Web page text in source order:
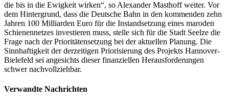
die bis in die Ewigkeit wirken“, so Alexander Masthoff weiter. Vor
dem Hintergrund, dass die Deutsche Bahn in den kommenden zehn
Jahren 100 Milliarden Euro für die Instandsetzung eines maroden
Schienennetzes investieren muss, stelle sich für die Stadt Seelze die
Frage nach der Prioritätensetzung bei der aktuellen Planung. Die
Sinnhaftigkeit der derzeitigen Priorisierung des Projekts Hannover-
Bielefeld sei angesichts dieser finanziellen Herausforderungen
schwer nachvollziehbar.
Verwandte Nachrichten